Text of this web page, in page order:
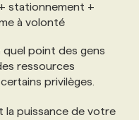
stationnement +
à volonté
point des gens
ressources
privilèges.
la puissance de votre